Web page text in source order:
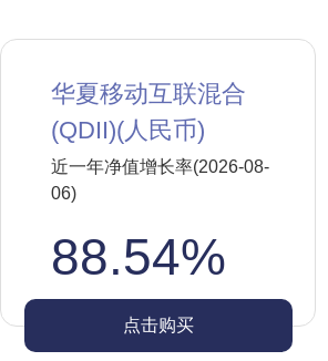
华夏移动互联混合
(QDII)(人民币)
近一年净值增长率(2026-08-
06)
88.54%
点击购买